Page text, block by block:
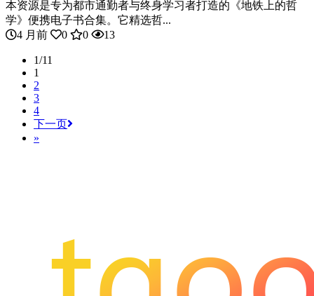
本资源是专为都市通勤者与终身学习者打造的《地铁上的哲
学》便携电子书合集。它精选哲...
4 月前
0 0 13
1/11
1
2
3
4
下一页
»